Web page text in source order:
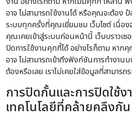
อาจ ไม่สามารถใช้งานได้ หรือคุณจะต้อง ป้
ระบบทุกครั้งที่คุณเยี่ยมชม เว็บไซต์ เนื่องจ
คุณเคยเข้าสู่ระบบก่อนหน้านี้ เว็บบราวเ
ปิดการใช้งานคุกกี้ได้ อย่างไรก็ตาม หา
อาจ ไม่สามารถเข้าถึงฟังก์ชันการทำงานบ
ต้องหรือเลย เราไม่เคยใส่ข้อมูลที่สามาร
การปิดกั้นและการปิดใช้
เทคโนโลยีที่คล้ายคลึงกัน